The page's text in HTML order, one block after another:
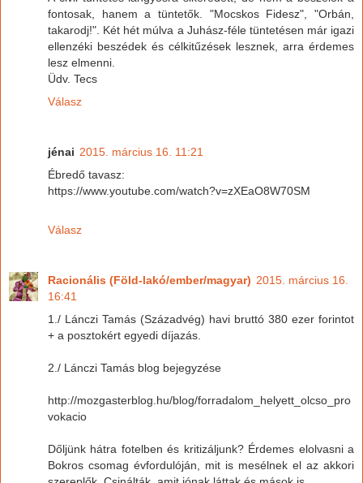
fontosak, hanem a tüntetők. "Mocskos Fidesz", "Orbán,
takarodj!". Két hét múlva a Juhász-féle tüntetésen már igazi
ellenzéki beszédek és célkitűzések lesznek, arra érdemes
lesz elmenni.
Üdv. Tecs
Válasz
jénai 2015. március 16. 11:21
Ébredő tavasz:
https://www.youtube.com/watch?v=zXEaO8W70SM
Válasz
Racionális (Föld-lakó/ember/magyar) 2015. március 16.
16:41
1./ Lánczi Tamás (Századvég) havi bruttó 380 ezer forintot
+ a posztokért egyedi díjazás.
2./ Lánczi Tamás blog bejegyzése
http://mozgasterblog.hu/blog/forradalom_helyett_olcso_pro
vokacio
Dőljünk hátra fotelben és kritizáljunk? Érdemes elolvasni a
Bokros csomag évfordulóján, mit is mesélnek el az akkori